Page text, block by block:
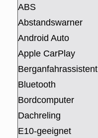
ABS
Abstandswarner
Android Auto
Apple CarPlay
Berganfahrassistent
Bluetooth
Bordcomputer
Dachreling
E10-geeignet